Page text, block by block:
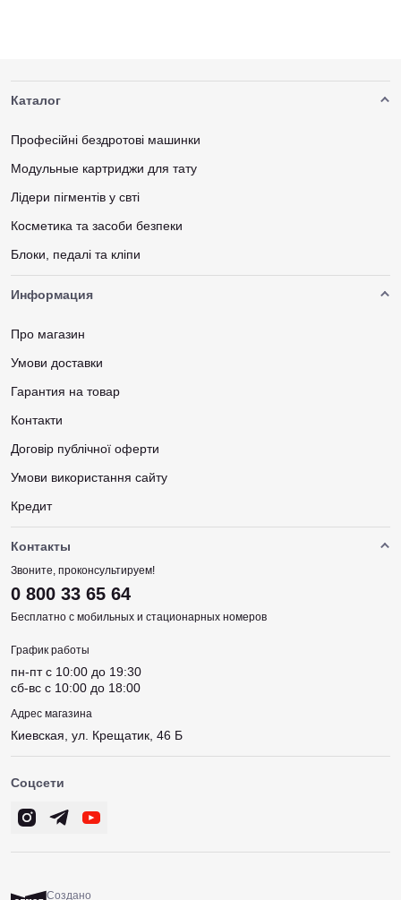
Каталог
Професійні бездротові машинки
Модульные картриджи для тату
Лідери пігментів у свті
Косметика та засоби безпеки
Блоки, педалі та кліпи
Информация
Про магазин
Умови доставки
Гарантия на товар
Контакти
Договір публічної оферти
Умови використання сайту
Кредит
Контакты
Звоните, проконсультируем!
0 800 33 65 64
Бесплатно с мобильных и стационарных номеров
График работы
пн-пт c 10:00 до 19:30
сб-вс c 10:00 до 18:00
Адрес магазина
Киевская, ул. Крещатик, 46 Б
Соцсети
Создано